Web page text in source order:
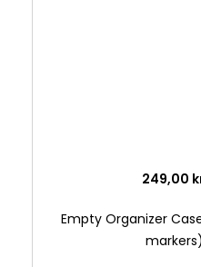
249,00
Empty Organizer
markers)